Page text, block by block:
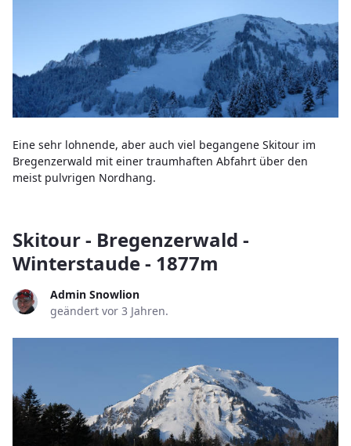
Eine sehr lohnende, aber auch viel begangene Skitour im
Bregenzerwald mit einer traumhaften Abfahrt über den
meist pulvrigen Nordhang.
Skitour - Bregenzerwald -
Winterstaude - 1877m
Admin Snowlion
geändert vor 3 Jahren.